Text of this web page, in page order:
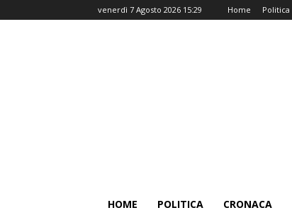
venerdì 7 Agosto 2026 15:29 Home Politica
HOME POLITICA CRONACA